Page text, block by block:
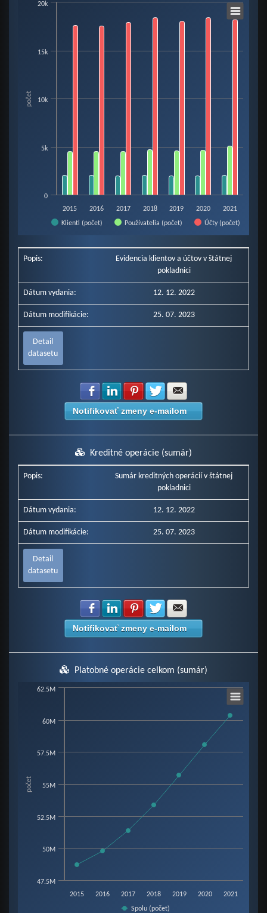
Chart
počet
Klienti (počet) Používatelia (počet) Účty (počet)
2015 2016 2017 2018 2019 2020 2021
0
5k
10k
15k
20k
Popis:
Evidencia klientov a účtov v štátnej
pokladnici
Dátum vydania: 12. 12. 2022
Dátum modifikácie: 25. 07. 2023
Detail
datasetu
Zdielať na Facebook
Zdielať na LinkedIn
Zdielať na Pinterest
Zdielať na Twitter
Notifikovať zmeny e-mailom
Kreditné operácie (sumár)
Popis:
Sumár kreditných operácií v štátnej
pokladnici
Dátum vydania: 12. 12. 2022
Dátum modifikácie: 25. 07. 2023
Detail
datasetu
Zdielať na Facebook
Zdielať na LinkedIn
Zdielať na Pinterest
Zdielať na Twitter
Notifikovať zmeny e-mailom
Platobné operácie celkom (sumár)
Chart
The chart has 1 X axis displaying categories.
The chart has 1 Y axis displaying počet. Data ranges from 48718514 to
počet
Spolu (počet)
2015 2016 2017 2018 2019 2020 2021
47.5M
50M
52.5M
55M
57.5M
60M
62.5M